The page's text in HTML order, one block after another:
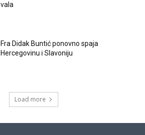
vala
Fra Didak Buntić ponovno spaja
Hercegovinu i Slavoniju
Load more